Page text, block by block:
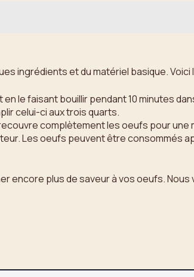
ingrédients et du matériel basique. Voici
le faisant bouillir pendant 10 minutes
celui-ci aux trois quarts.
complètement les oeufs pour une
Les oeufs peuvent être consommés
plus de saveur à vos oeufs. Nous